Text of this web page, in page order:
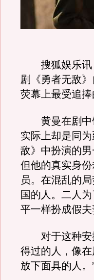
搜狐娱乐讯
剧《勇者无敌
荧幕上最受追捧
黄曼在剧中
实际上却是同
敌》中扮演的
但他的真实身
员。在混乱的
国的人。二人
平一样扮成假夫
对于这种安
得过的人，像
放下面具的人。